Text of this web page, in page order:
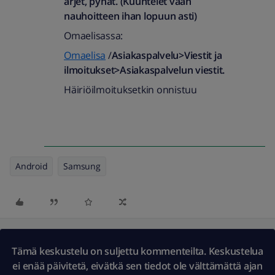
nauhoitteen ihan lopuun asti)
Omaelisassa:
Omaelisa /Asiakaspalvelu>Viestit ja
ilmoitukset>Asiakaspalvelun viestit.
Häiriöilmoituksetkin onnistuu
Android Samsung
Tämä keskustelu on suljettu kommenteilta. Keskustelua
ei enää päivitetä, eivätkä sen tiedot ole välttämättä ajan